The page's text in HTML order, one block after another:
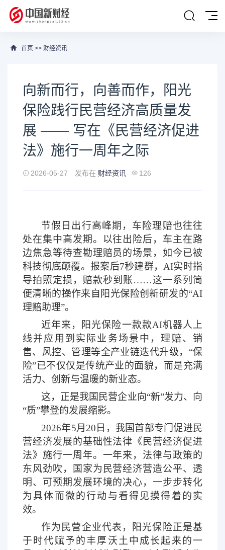
首页 >> 财经资讯
向新而行，向善而作，阳光
保险践行民营经济高质量发
展 —— 写在《民营经济促进
法》施行一周年之际
2026-05-27 发布在 财经资讯 126
节假日出行高峰期，车险理赔也往往
处在集中高发期。以往出险后，车主在路
边焦急等待查勘理赔员的场景，如今已被
科技彻底颠覆。报案后7秒建群，AI实时指
导拍照定损，赔款秒到账……这一系列简
便清晰的操作来自阳光保险创新研发的“AI
理赔助理”。
近年来，阳光保险一款款AI机器人上
线并应用到实际业务场景中，理赔、销
售、风控、管理等全产业链迭代升级，“保
险”已不仅仅是传统产业的面貌，而是充满
活力、创新与温暖的新业态。
这，正是我国民营企业向“新”发力、向
“质”攀登的发展缩影。
2026年5月20日，我国 首部专门促进民
营经济发展的基础性法律 《民营经济促进
法》施行一周年。一年来，法律与政策的
东风劲吹，国家为民营经济营造公平、透
明、可预期发展环境的决心，一步步转化
为具体而微的行动与看得见摸得着的实
效。
作为民营企业代表，阳光保险正是基
于时代赋予的丰厚沃土中成长起来的一